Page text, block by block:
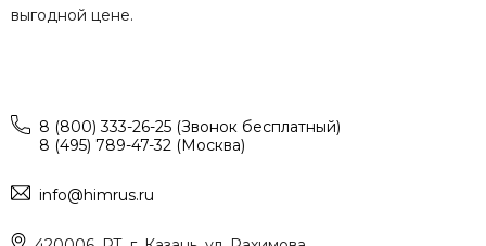
выгодной цене.
8 (800) 333-26-25 (Звонок бесплатный)
8 (495) 789-47-32 (Москва)
info@himrus.ru